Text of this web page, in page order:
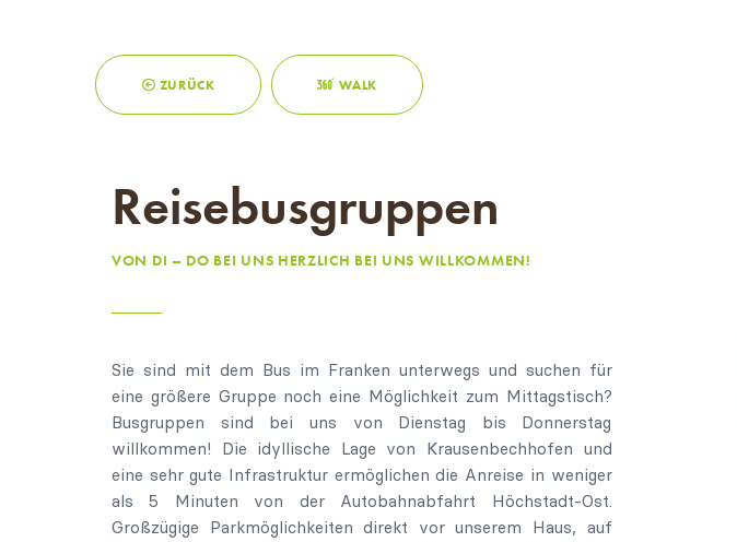
ZURÜCK WALK
Reisebusgruppen
VON DI – DO BEI UNS HERZLICH BEI UNS WILLKOMMEN!
Sie sind mit dem Bus im Franken unterwegs und suchen für
eine größere Gruppe noch eine Möglichkeit zum Mittagstisch?
Busgruppen sind bei uns von Dienstag bis Donnerstag
willkommen! Die idyllische Lage von Krausenbechhofen und
eine sehr gute Infrastruktur ermöglichen die Anreise in weniger
als 5 Minuten von der Autobahnabfahrt Höchstadt-Ost.
Großzügige Parkmöglichkeiten direkt vor unserem Haus, auf